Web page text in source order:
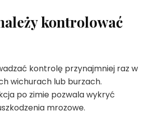
kontrolować
kontrolę przynajmniej raz w
wichurach lub burzach.
po zimie pozwala wykryć
mrozowe.